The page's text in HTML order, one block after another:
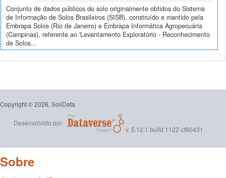
Conjunto de dados públicos do solo originalmente obtidos do Sistema
de Informação de Solos Brasileiros (SISB), construído e mantido pela
Embrapa Solos (Rio de Janeiro) e Embrapa Informática Agropecuária
(Campinas), referente ao 'Levantamento Exploratório - Reconhecimento
de Solos...
Copyright © 2026, SoilData
Desenvolvido por
v. 5.12.1 build 1122-cf90431
Sobre